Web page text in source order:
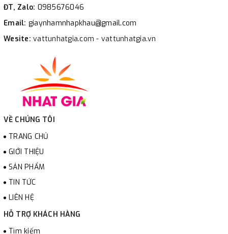
ĐT, Zalo: 0985676046
Email: giaynhamnhapkhau@gmail.com
Wesite: vattunhatgia.com - vattunhatgia.vn
VỀ CHÚNG TÔI
TRANG CHỦ
GIỚI THIỆU
SẢN PHẨM
TIN TỨC
LIÊN HỆ
HỖ TRỢ KHÁCH HÀNG
Tìm kiếm